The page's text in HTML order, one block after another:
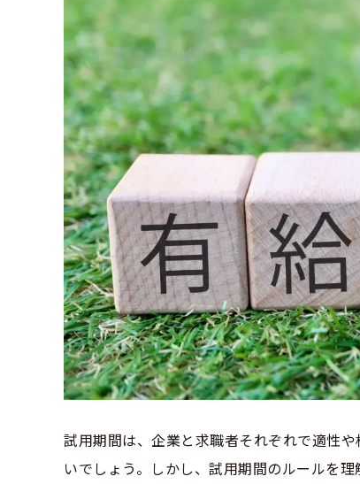
試用期間は、企業と求職者それぞれで適性
いでしょう。しかし、試用期間のルールを